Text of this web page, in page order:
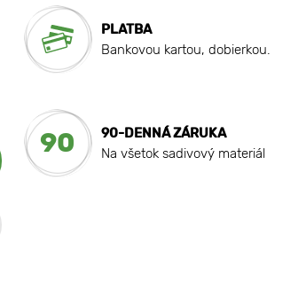
PLATBA
Bankovou kartou, dobierkou.
90
90-DENNÁ ZÁRUKA
Na všetok sadivový materiál